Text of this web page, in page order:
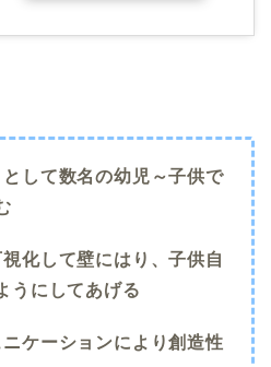
として数名の幼児～子供で
化して壁にはり、子供自
うにしてあげる
ケーションにより創造性